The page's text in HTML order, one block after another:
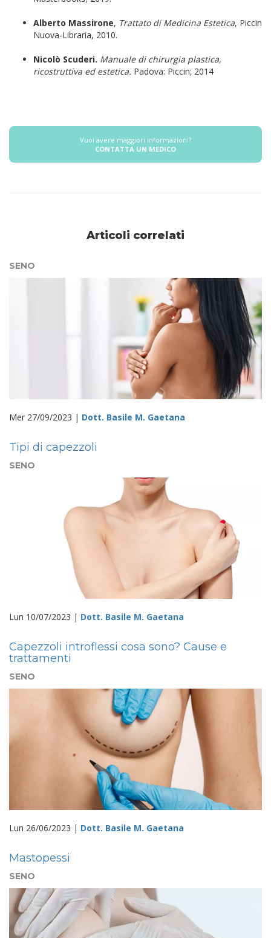
Alberto Massirone, Trattato di Medicina Estetica, Piccin
Nuova-Libraria, 2010.
Nicolò Scuderi. Manuale di chirurgia plastica,
ricostruttiva ed estetica. Padova: Piccin; 2014
Vuoi avere maggiori informazioni?
CONTATTA UN MEDICO
Articoli correlati
SENO
Mer 27/09/2023 | Dott. Basile M. Gaetana
Tipi di capezzoli
SENO
Lun 10/07/2023 | Dott. Basile M. Gaetana
Capezzoli introflessi cosa sono? Cause e
trattamenti
SENO
Lun 26/06/2023 | Dott. Basile M. Gaetana
Mastopessi
SENO